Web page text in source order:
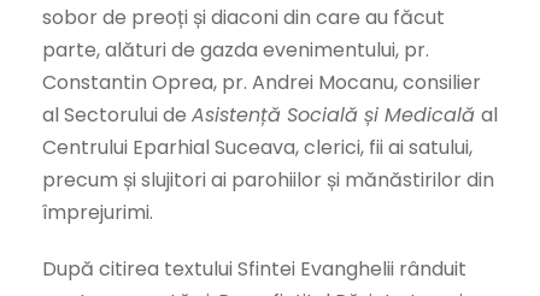
sobor de preoți și diaconi din care au făcut
parte, alături de gazda evenimentului, pr.
Constantin Oprea, pr. Andrei Mocanu, consilier
al Sectorului de Asistență Socială și Medicală al
Centrului Eparhial Suceava, clerici, fii ai satului,
precum și slujitori ai parohiilor și mănăstirilor din
împrejurimi.
După citirea textului Sfintei Evanghelii rânduit